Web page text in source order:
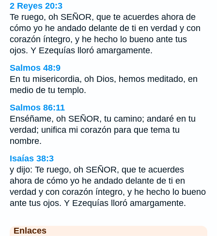
2 Reyes 20:3
Te ruego, oh SEÑOR, que te acuerdes ahora de
cómo yo he andado delante de ti en verdad y con
corazón íntegro, y he hecho lo bueno ante tus
ojos. Y Ezequías lloró amargamente.
Salmos 48:9
En tu misericordia, oh Dios, hemos meditado, en
medio de tu templo.
Salmos 86:11
Enséñame, oh SEÑOR, tu camino; andaré en tu
verdad; unifica mi corazón para que tema tu
nombre.
Isaías 38:3
y dijo: Te ruego, oh SEÑOR, que te acuerdes
ahora de cómo yo he andado delante de ti en
verdad y con corazón íntegro, y he hecho lo bueno
ante tus ojos. Y Ezequías lloró amargamente.
Enlaces